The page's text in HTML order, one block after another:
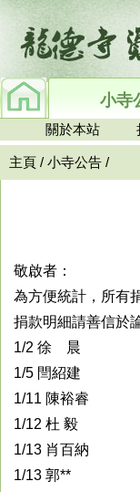
小寺
關於本站
主頁 / 小寺公告 /
敬啟者：
為方便統計，所有
捐款明細請善信於
1/2 徐 晨
1/5 閆紹建
1/11 陳裕睿
1/12 杜 毅
1/13 肖百納
1/13 郭**